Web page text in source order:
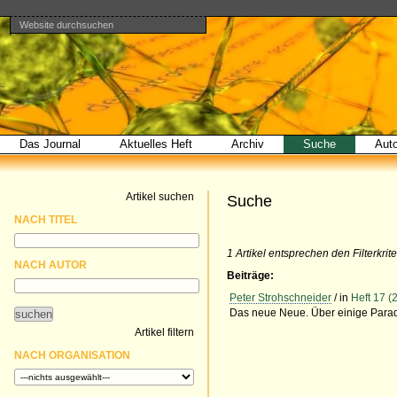
Direkt
zum
Inhalt
|
Direkt
zur
Navigation
Benutzerspezifische
Werkzeuge
Website durchsuchen
Erweiterte
Suche…
Bereiche
Das Journal Aktuelles Heft Archiv Suche
Suche
1 Artikel entsprechen den
Beiträge:
Peter Strohschneider / in Heft 17
Das neue Neue. Über einige
Artikel suchen
NACH TITEL
NACH AUTOR
Artikel filtern
NACH ORGANISATION